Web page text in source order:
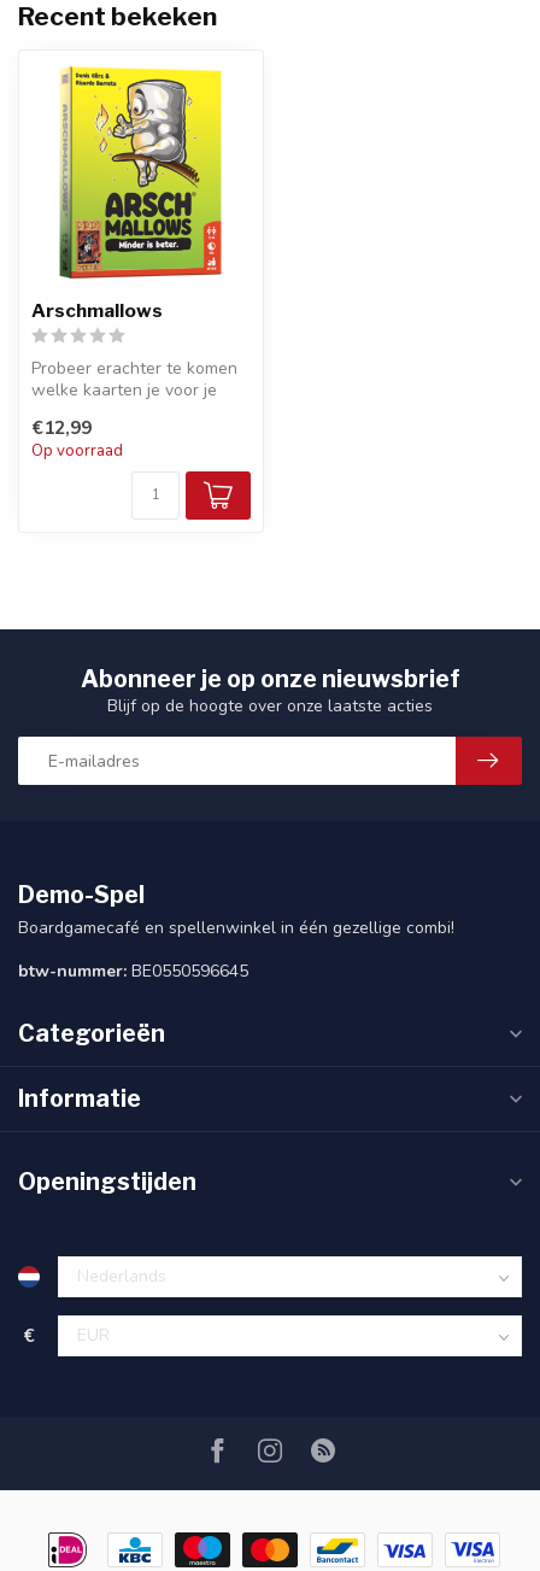
Recent bekeken
Arschmallows
Probeer erachter te komen
welke kaarten je voor je
€12,99
Op voorraad
Abonneer je op onze nieuwsbrief
Blijf op de hoogte over onze laatste acties
Demo-Spel
Boardgamecafé en spellenwinkel in één gezellige combi!
btw-nummer: BE0550596645
Categorieën
Informatie
Openingstijden
€